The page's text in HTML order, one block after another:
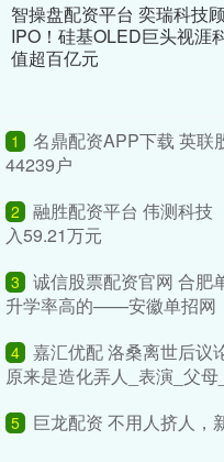
智操盘配资平台 奕瑞科技
IPO！硅基OLED巨头视涯
值超百亿元
1
名鼎配资APP下载 英联
44239户
2
融胜配资平台 伟测科技
入59.21万元
3
诚信股票配资官网 合肥
升学率高的——安徽单招网
4 嘉汇优配 洛桑离世后议
原来是造化弄人_表演_父母
5 巨龙配资 不用人挤人，